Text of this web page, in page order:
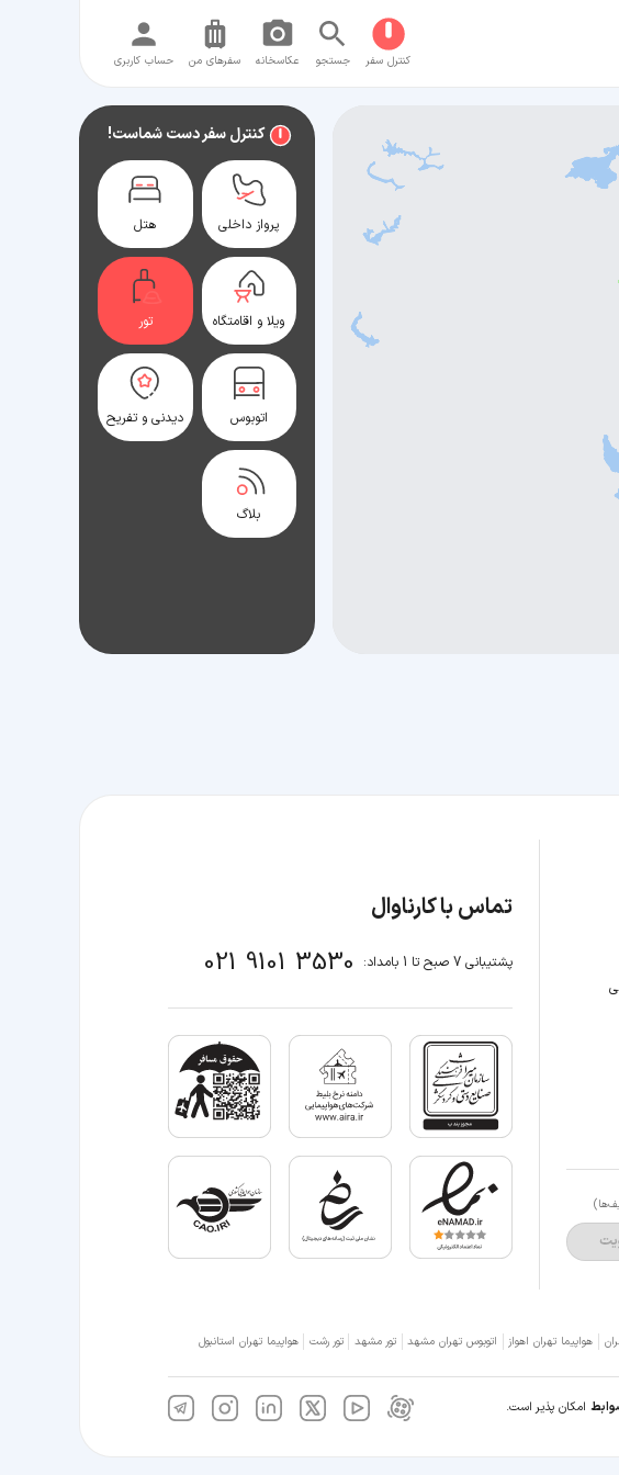
کنترل سفر جستجو عکاسخانه سفر‌های من حساب کاربری
کنترل سفر دست شماست!
پرواز داخلی هتل
ویلا و اقامتگاه تور
اتوبوس دیدنی و تفریح
بلاگ
تماس با کارناوال
پشتیبانی 7 صبح تا 1 بامداد: 021 9101 3530
هواپیما تهران اهواز اتوبوس تهران مشهد تور مشهد تور رشت هواپیما تهران استانبول
امکان پذیر است.